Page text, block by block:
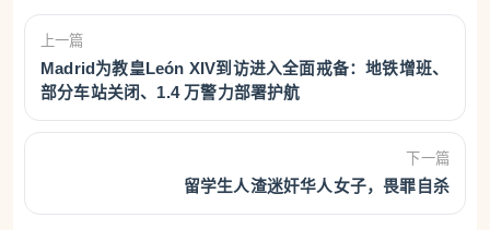
上一篇
Madrid为教皇León XIV到访进入全面戒备：地铁增班、
部分车站关闭、1.4 万警力部署护航
下一篇
留学生人渣迷奸华人女子，畏罪自杀